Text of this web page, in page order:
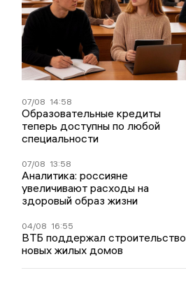
07/08 14:58
Образовательные кредиты
теперь доступны по любой
специальности
07/08 13:58
Аналитика: россияне
увеличивают расходы на
здоровый образ жизни
04/08 16:55
ВТБ поддержал строительство
новых жилых домов